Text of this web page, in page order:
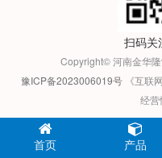
扫码关
Copyright© 河南金华
豫ICP备2023006019号 《互联
经营
首页 产品